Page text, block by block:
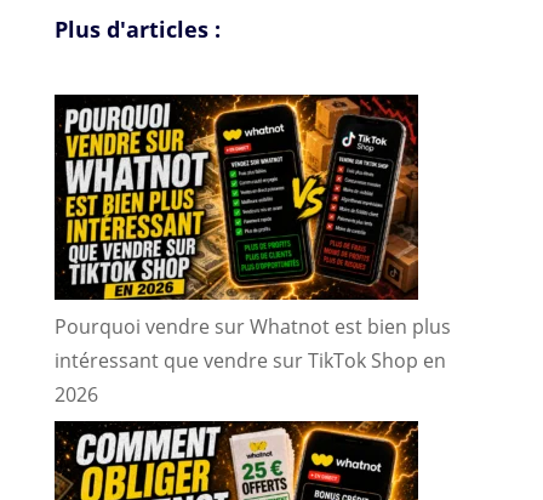
Plus d'articles :
Pourquoi vendre sur Whatnot est bien plus
intéressant que vendre sur TikTok Shop en
2026